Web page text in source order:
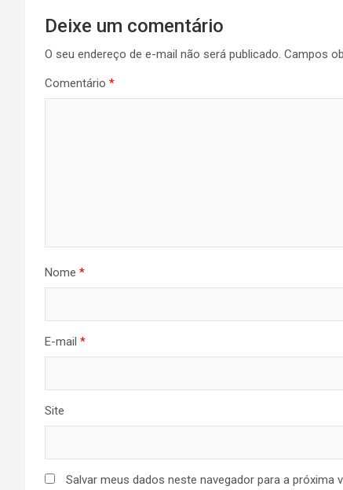
de
Post
Deixe um comentário
O seu endereço de e-mail não será publicado. Campos
Comentário *
Nome *
E-mail *
Site
Salvar meus dados neste navegador para a próxima